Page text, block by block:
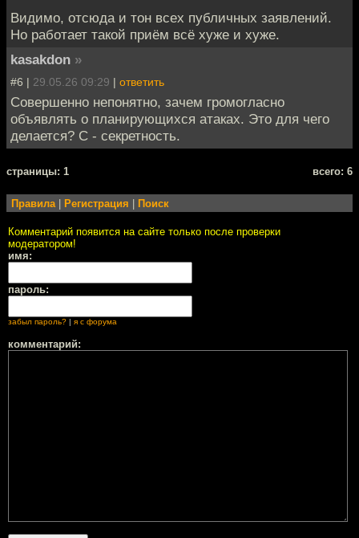
Видимо, отсюда и тон всех публичных заявлений.
Но работает такой приём всё хуже и хуже.
kasakdon »
#6 | 29.05.26 09:29 | ответить
Совершенно непонятно, зачем громогласно
объявлять о планирующихся атаках. Это для чего
делается? С - секретность.
cтраницы: 1 всего: 6
Правила Регистрация Поиск
Комментарий появится на сайте только после проверки
модератором!
имя:
пароль:
забыл пароль? | я с форума
комментарий: